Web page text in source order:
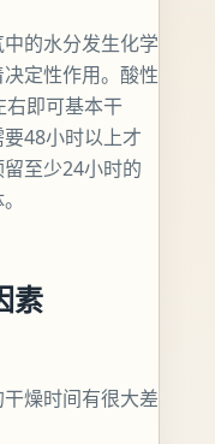
的水分发生化学
定性作用。酸性
右即可基本干
48小时以上才
至少24小时的
素
燥时间有很大差